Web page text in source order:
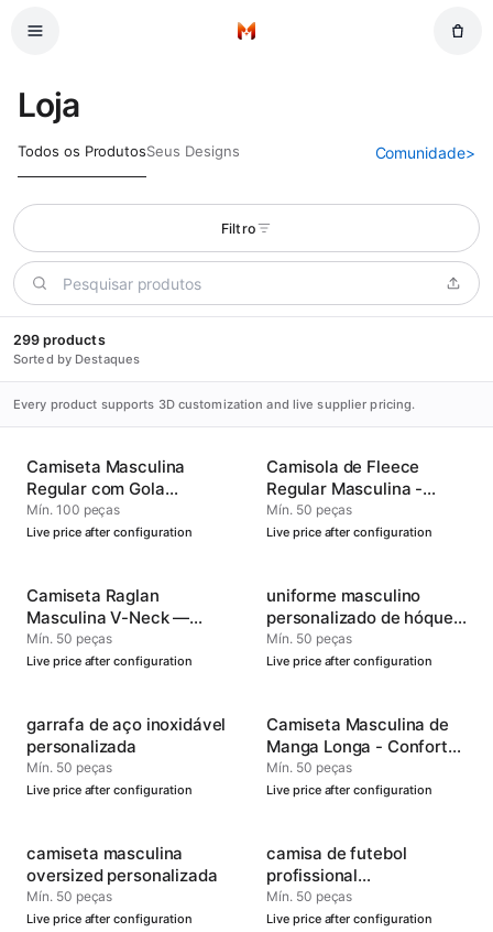
Início
Loja
Todos os ProdutosSeus Designs Comunidade>
Filtro
299 products
Sorted by Destaques
Every product supports 3D customization and live supplier pricing.
Camiseta Masculina
Regular com Gola
Redonda —
Personalizável
Mín. 100 peças
Live price after configuration
Camisola de Fleece
Regular Masculina -
Confortável e Versátil
Mín. 50 peças
Live price after configuration
Camiseta Raglan
Masculina V-Neck —
Roupas de Performance
Oficial
Mín. 50 peças
Live price after configuration
uniforme masculino
personalizado de hóquei
no gelo
Mín. 50 peças
Live price after configuration
garrafa de aço inoxidável
personalizada
Mín. 50 peças
Live price after configuration
Camiseta Masculina de
Manga Longa - Conforto
Durável e Macio
Mín. 50 peças
Live price after configuration
camiseta masculina
oversized personalizada
Mín. 50 peças
Live price after configuration
camisa de futebol
profissional
personalizada
Mín. 50 peças
Live price after configuration